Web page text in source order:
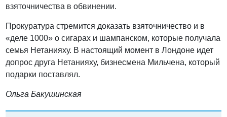
взяточничества в обвинении.
Прокуратура стремится доказать взяточничество и в
«деле 1000» о сигарах и шампанском, которые получала
семья Нетанияху. В настоящий момент в Лондоне идет
допрос друга Нетанияху, бизнесмена Мильчена, который
подарки поставлял.
Ольга Бакушинская